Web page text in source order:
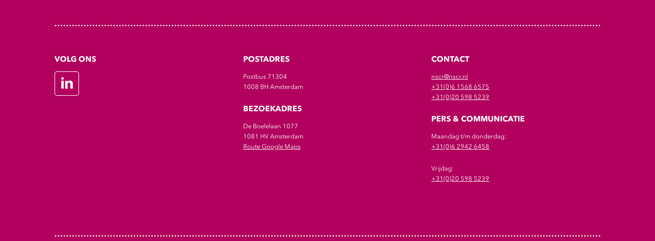
VOLG ONS
LinkedIn
POSTADRES
Postbus 71304
1008 BH Amsterdam
BEZOEKADRES
De Boelelaan 1077
1081 HV Amsterdam
Route Google Maps
CONTACT
nscr@nscr.nl
+31(0)6 1568 6575
+31(0)20 598 5239
PERS & COMMUNICATIE
Maandag t/m donderdag:
+31(0)6 2942 6458
Vrijdag:
+31(0)20 598 5239